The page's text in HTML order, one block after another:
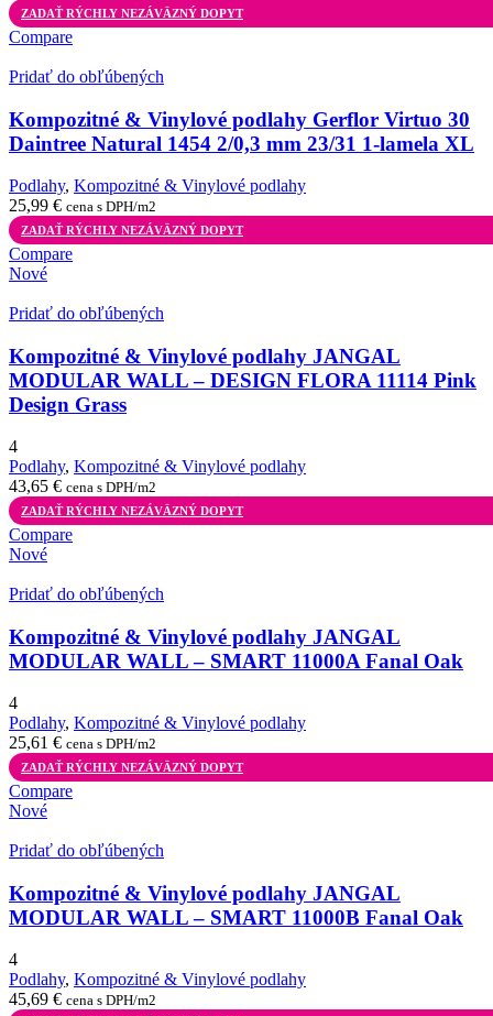
ZADAŤ RÝCHLY NEZÁVÄZNÝ DOPYT
Compare
Pridať do obľúbených
Kompozitné & Vinylové podlahy Gerflor Virtuo 30
Daintree Natural 1454 2/0,3 mm 23/31 1-lamela XL
Podlahy, Kompozitné & Vinylové podlahy
25,99 € cena s DPH/m2
ZADAŤ RÝCHLY NEZÁVÄZNÝ DOPYT
Compare
Nové
Pridať do obľúbených
Kompozitné & Vinylové podlahy JANGAL
MODULAR WALL – DESIGN FLORA 11114 Pink
Design Grass
4
Podlahy, Kompozitné & Vinylové podlahy
43,65 € cena s DPH/m2
ZADAŤ RÝCHLY NEZÁVÄZNÝ DOPYT
Compare
Nové
Pridať do obľúbených
Kompozitné & Vinylové podlahy JANGAL
MODULAR WALL – SMART 11000A Fanal Oak
4
Podlahy, Kompozitné & Vinylové podlahy
25,61 € cena s DPH/m2
ZADAŤ RÝCHLY NEZÁVÄZNÝ DOPYT
Compare
Nové
Pridať do obľúbených
Kompozitné & Vinylové podlahy JANGAL
MODULAR WALL – SMART 11000B Fanal Oak
4
Podlahy, Kompozitné & Vinylové podlahy
45,69 € cena s DPH/m2